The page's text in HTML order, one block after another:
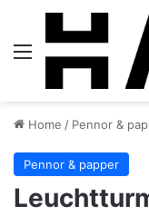
Home / Pennor &
Pennor & papper